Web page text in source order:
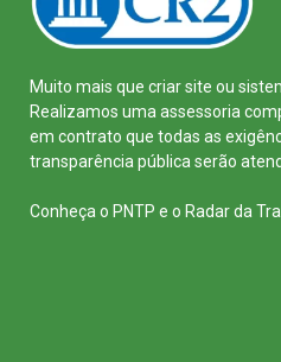
Muito mais que criar site ou
Realizamos uma assessoria
em contrato que todas as
transparência pública serão
Conheça o PNTP e o Radar da